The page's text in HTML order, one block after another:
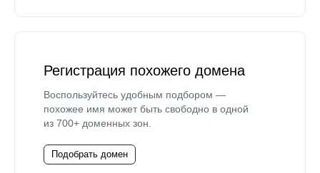
Регистрация похожего домена
Воспользуйтесь удобным подбором —
похожее имя может быть свободно в одной
из 700+ доменных зон.
Подобрать домен